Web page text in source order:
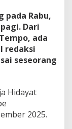
pada Rabu,
Dari
ada
redaksi
seseorang
Hidayat
2025.